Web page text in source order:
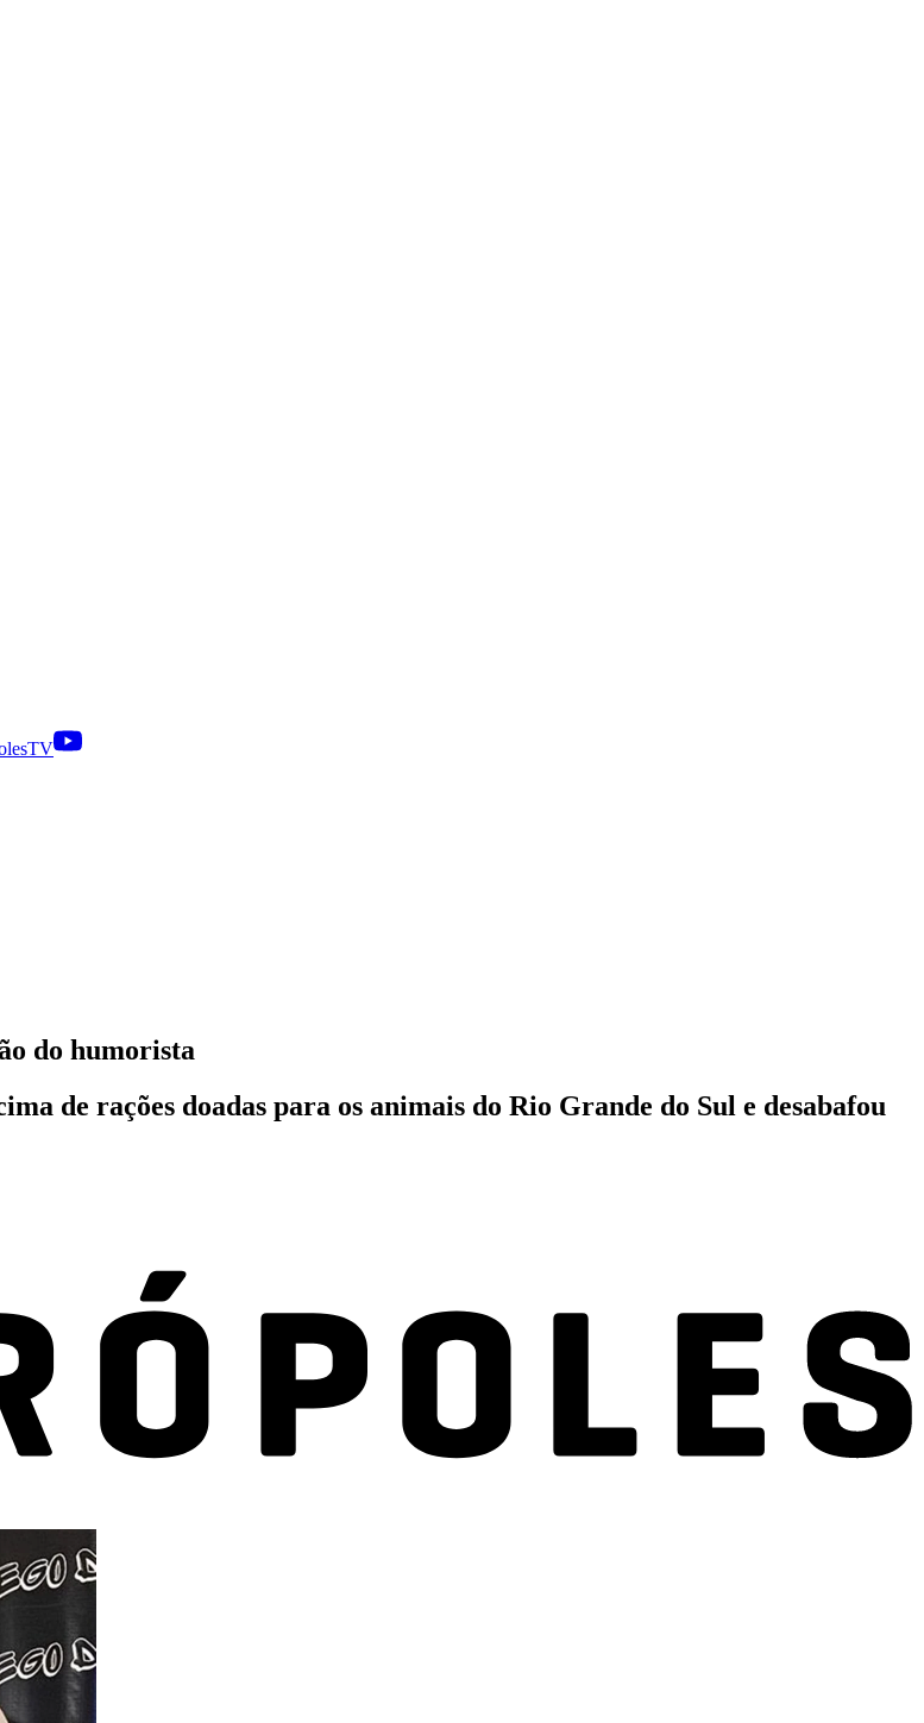
do humorista
de rações doadas para os animais do Rio Grande do Sul e desabafou